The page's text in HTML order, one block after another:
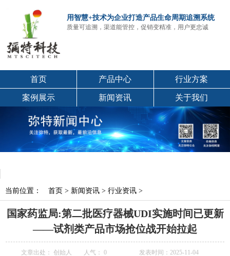
用智慧+技术为企业打造产品生命周期追溯系统
质量可追溯，渠道能管控，促销变精准，用户更忠诚
首页 产品中心 行业方案
案例展示 新闻资讯 关于我们
当前位置： 首页 > 新闻资讯 > 行业资讯 >
国家药监局:第二批医疗器械UDI实施时间已更新
——试剂类产品市场抢位战开始拉起
文章出处： 创始人 人气： 0 发表时间：2025-11-04